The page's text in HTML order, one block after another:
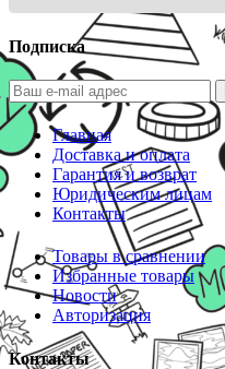
Подписка
Главная
Доставка и оплата
Гарантия и возврат
Юридическим лицам
Контакты
Товары в сравнении
Избранные товары
Новости
Авторизация
Контакты